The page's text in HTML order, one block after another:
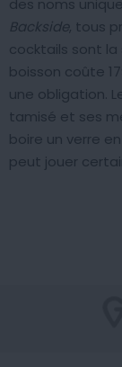
des noms
Backside, tous
cocktails sont
boisson coûte
une obligation.
tamisé et ses
boire un verre
peut jouer